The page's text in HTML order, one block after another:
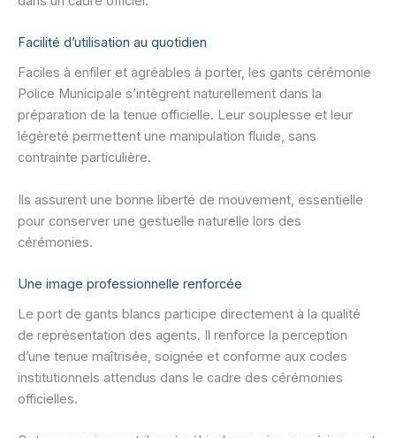
Facilité d’utilisation au quotidien
Faciles à enfiler et agréables à porter, les gants cérémonie
Police Municipale s’intègrent naturellement dans la
préparation de la tenue officielle. Leur souplesse et leur
légèreté permettent une manipulation fluide, sans
contrainte particulière.
Ils assurent une bonne liberté de mouvement, essentielle
pour conserver une gestuelle naturelle lors des
cérémonies.
Une image professionnelle renforcée
Le port de gants blancs participe directement à la qualité
de représentation des agents. Il renforce la perception
d’une tenue maîtrisée, soignée et conforme aux codes
institutionnels attendus dans le cadre des cérémonies
officielles.